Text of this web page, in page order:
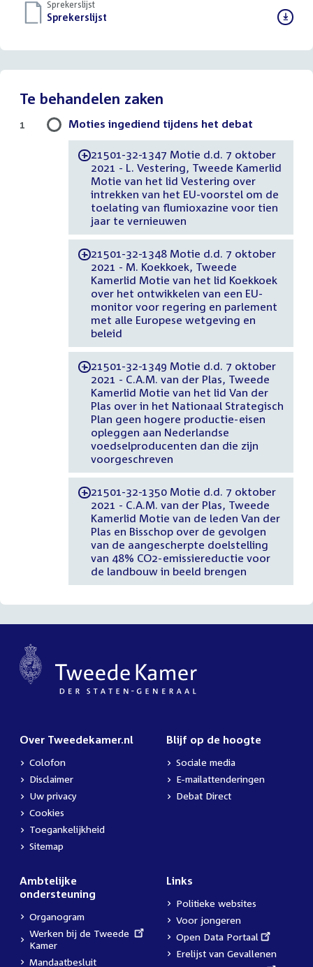
Sprekerslijst
Download
Sprekerslijst
Te behandelen zaken
Moties ingediend tijdens het debat
-21501-32-1347 Motie d.d. 7 oktober
2021 - L. Vestering, Tweede Kamerlid
Motie van het lid Vestering over
intrekken van het EU-voorstel om de
toelating van flumioxazine voor tien
jaar te vernieuwen
-21501-32-1348 Motie d.d. 7 oktober
2021 - M. Koekkoek, Tweede
Kamerlid Motie van het lid Koekkoek
over het ontwikkelen van een EU-
monitor voor regering en parlement
met alle Europese wetgeving en
beleid
-21501-32-1349 Motie d.d. 7 oktober
2021 - C.A.M. van der Plas, Tweede
Kamerlid Motie van het lid Van der
Plas over in het Nationaal Strategisch
Plan geen hogere productie-eisen
opleggen aan Nederlandse
voedselproducenten dan die zijn
voorgeschreven
-21501-32-1350 Motie d.d. 7 oktober
2021 - C.A.M. van der Plas, Tweede
Kamerlid Motie van de leden Van der
Plas en Bisschop over de gevolgen
van de aangescherpte doelstelling
van 48% CO2-emissiereductie voor
de landbouw in beeld brengen
1
Over Tweedekamer.nl
Colofon
Disclaimer
Uw privacy
Cookies
Toegankelijkheid
Sitemap
Blijf op de hoogte
Sociale media
E-mailattenderingen
Debat Direct
Ambtelijke
ondersteuning
Organogram
External
link:
Werken bij de Tweede
Kamer
Mandaatbesluit
Links
Politieke websites
Voor jongeren
External
link:
Open Data Portaal
Erelijst van Gevallenen